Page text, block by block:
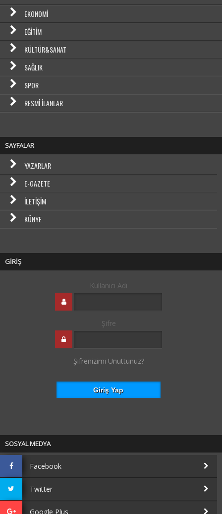
EKONOMI
EĞITIM
KÜLTÜR&SANAT
SAĞLIK
SPOR
RESMI İLANLAR
SAYFALAR
YAZARLAR
E-GAZETE
İLETIŞIM
KÜNYE
GİRİŞ
Kullanıcı Adı
Şifre
Şifrenizimi Unuttunuz?
SOSYAL MEDYA
Facebook
Twitter
Google Plus